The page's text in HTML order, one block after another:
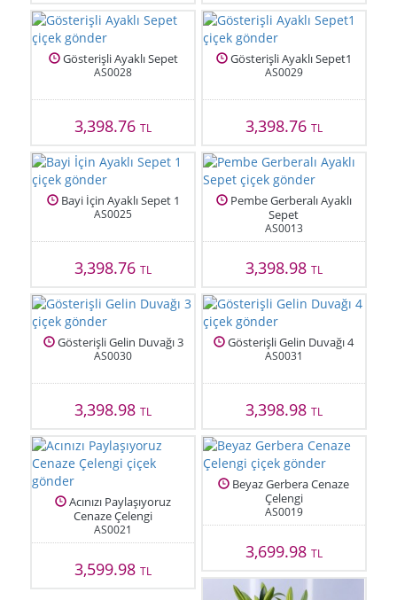
Gösterişli Ayaklı Sepet
AS0028
3,398.76TL
Gösterişli Ayaklı Sepet1
AS0029
3,398.76 TL
Bayi İçin Ayaklı Sepet 1
AS0025
3,398.76TL
Pembe Gerberalı Ayaklı
Sepet
AS0013
3,398.98 TL
Gösterişli Gelin Duvağı 3
AS0030
3,398.98TL
Gösterişli Gelin Duvağı 4
AS0031
3,398.98 TL
Acınızı Paylaşıyoruz
Cenaze Çelengi
AS0021
3,599.98TL
Beyaz Gerbera Cenaze
Çelengi
AS0019
3,699.98 TL